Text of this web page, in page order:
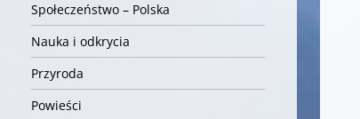
Społeczeństwo – Polska
Nauka i odkrycia
Przyroda
Powieści